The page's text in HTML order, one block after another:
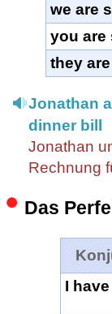
we are
you are
they
Jonathan
dinner bill
Jonathan
Rechnung
Das
I